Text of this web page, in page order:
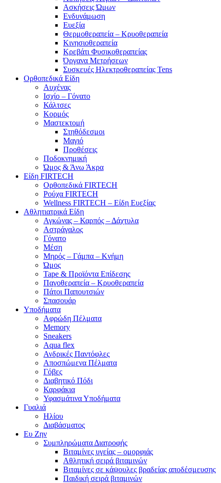
Ασκήσεις Ώμων
Ενδυνάμωση
Ευεξία
Θερμοθεραπεία – Κρυοθεραπεία
Κινησιοθεραπεία
Κρεβάτι Φυσικοθεραπείας
Όργανα Μετρήσεων
Συσκευές Ηλεκτροθεραπείας Tens
Ορθοπεδικά Είδη
Αυχένας
Ισχίο – Γόνατο
Κάλτσες
Κορμός
Μαστεκτομή
Στηθόδεσμοι
Μαγιό
Προθέσεις
Ποδοκνημική
Ώμος & Άνω Άκρα
Είδη FIRTECH
Ορθοπεδικά FIRTECH
Ρούχα FIRTECH
Wellness FIRTECH – Είδη Ευεξίας
Αθλητιατρικά Είδη
Αγκώνας – Καρπός – Δάχτυλα
Αστράγαλος
Γόνατο
Μέση
Μηρός – Γάμπα – Κνήμη
Ώμος
Tape & Προϊόντα Επίδεσης
Παγοθεραπεία – Κρυοθεραπεία
Πάτοι Παπουτσιών
Σπασουάρ
Υποδήματα
Αφρώδη Πέλματα
Memory
Sneakers
Aqua flex
Ανδρικές Παντόφλες
Αποσπώμενα Πέλματα
Γόβες
Διαβητικό Πόδι
Καρφάκια
Υφασμάτινα Υποδήματα
Γυαλιά
Ηλίου
Διαβάσματος
Ευ Ζην
Συμπληρώματα Διατροφής
Βιταμίνες υγείας – ομορφιάς
Αθλητική σειρά βιταμινών
Βιταμίνες σε κάψουλες βραδείας αποδέσμευσης
Παιδική σειρά βιταμινών